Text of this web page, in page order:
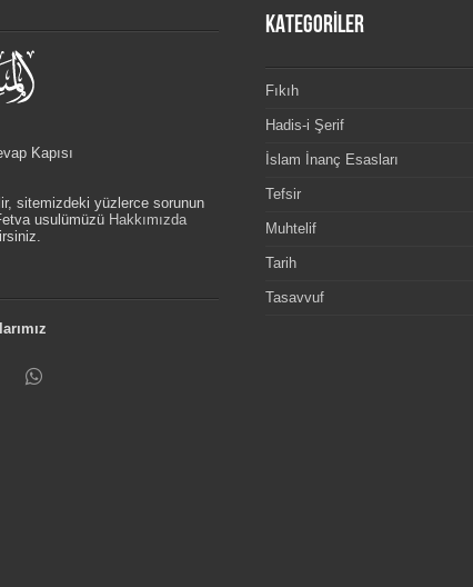
Kapısı
sitemizdeki yüzlerce sorunun
usulümüzü Hakkımızda
KATEGORİLER
Fıkıh
Hadis-i Şerif
İslam İnanç Esasları
Tefsir
Muhtelif
Tarih
Tasavvuf